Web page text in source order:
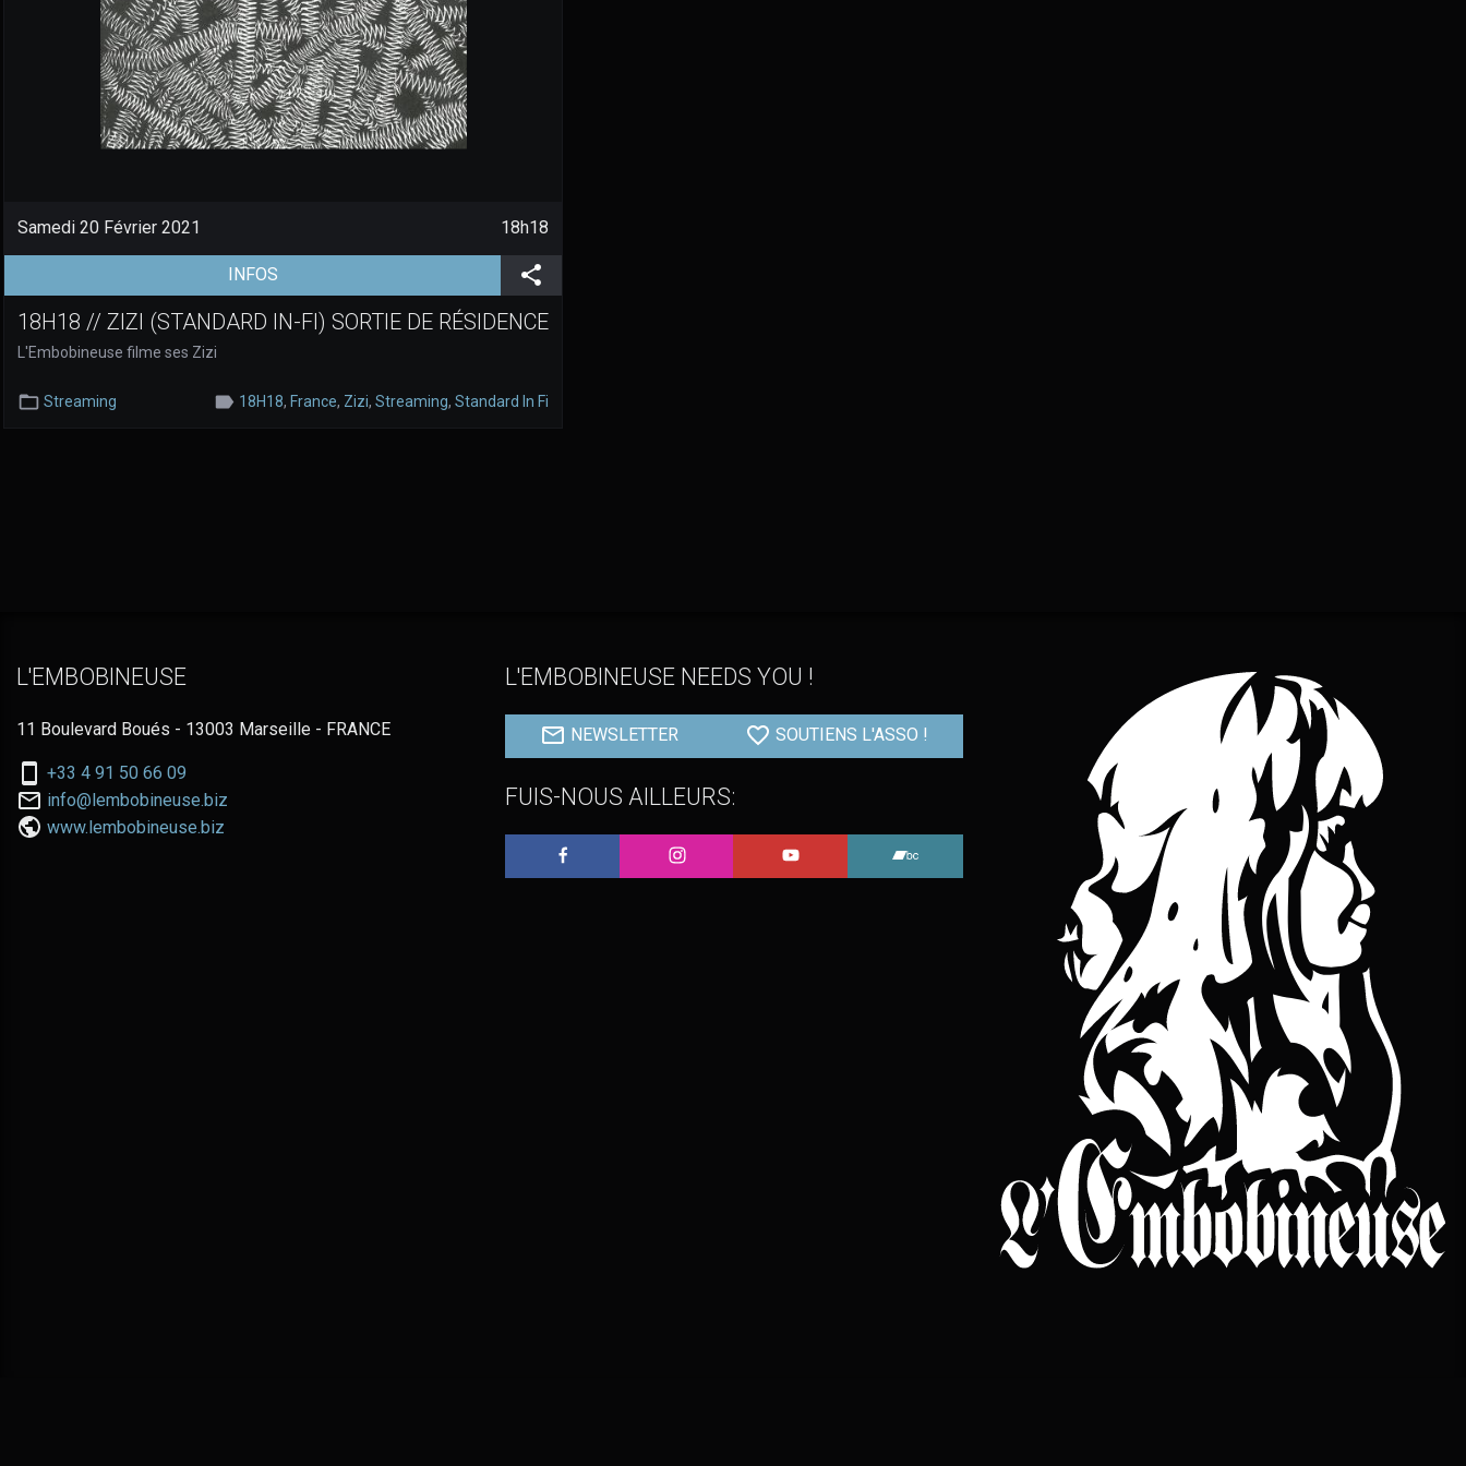
Samedi 20 Février 2021 18h18
INFOS(aller à la page de l'évènement)
18H18 // ZIZI (STANDARD IN-FI) SORTIE DE RÉSIDENCE
L'Embobineuse filme ses Zizi
Streaming 18H18, France, Zizi, Streaming, Standard In Fi
L'EMBOBINEUSE
11 Boulevard Boués - 13003 Marseille - FRANCE
Nous
téléphoner
au:
+33 4 91 50 66 09
Nous
contacter
info@lembobineuse.biz
www.lembobineuse.biz
L'EMBOBINEUSE NEEDS YOU !
NEWSLETTER SOUTIENS L'ASSO !
FUIS-NOUS AILLEURS:
L'Embobineuse sur FacebookL'Embobineuse sur Instagram
L'Embobineuse sur YouTube
L'Embobineuse sur Bandcamp